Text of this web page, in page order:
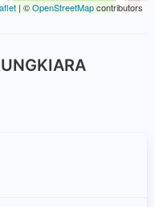
| ©OpenStreetMapcontributors